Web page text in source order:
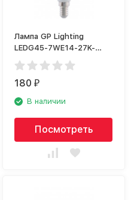
Лампа GP Lighting
LEDG45-7WE14-27K-
2CRB1
180₽
В наличии
Посмотреть